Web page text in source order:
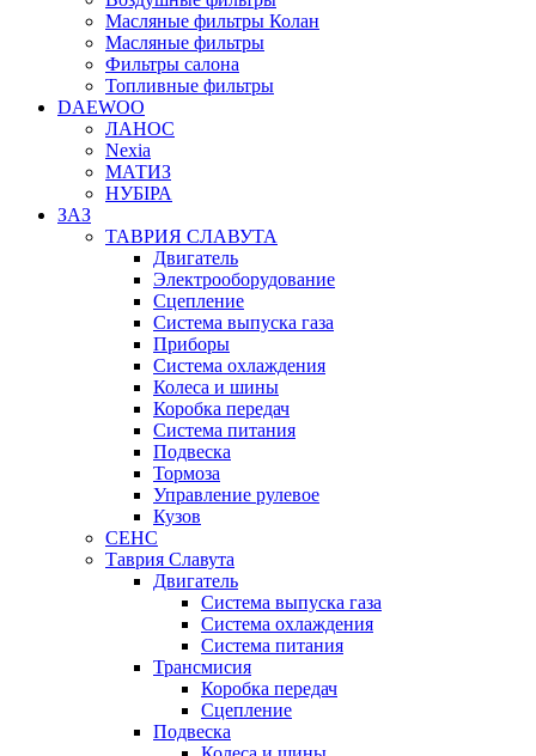
Масляные фильтры Колан
Масляные фильтры
Фильтры салона
Топливные фильтры
DAEWOO
ЛАНОС
Nexia
МАТИЗ
НУБІРА
ЗАЗ
ТАВРИЯ СЛАВУТА
Двигатель
Электрооборудование
Сцепление
Система выпуска газа
Приборы
Система охлаждения
Колеса и шины
Коробка передач
Система питания
Подвеска
Тормоза
Управление рулевое
Кузов
СЕНС
Таврия Славута
Двигатель
Система выпуска газа
Система охлаждения
Система питания
Трансмисия
Коробка передач
Сцепление
Подвеска